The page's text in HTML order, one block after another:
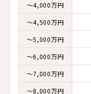
～4,000万円
～4,500万円
～5,000万円
～6,000万円
～7,000万円
～8,000万円